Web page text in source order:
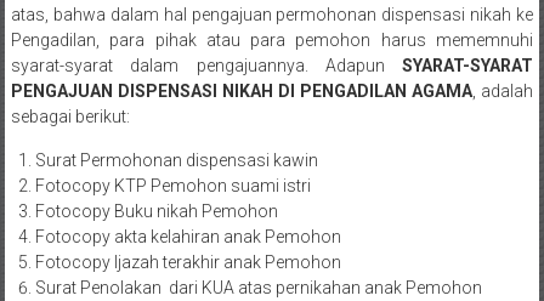
Utara/
Kota
Padang/
Sumatera
Pariaman/
Bukittinggi/
Padang
panjang/
Kayutanam/
atas, bahwa dalam hal pengajuan permohonan dispensasi nikah ke
Pengadilan, para pihak atau para pemohon harus mememnuhi
syarat-syarat dalam pengajuannya. AdapunSYARAT-SYARAT
PENGAJUAN DISPENSASI NIKAH DI PENGADILAN AGAMA , adalah
sebagai berikut:
Surat Permohonan dispensasi kawin
Fotocopy KTP Pemohon suami istri
Fotocopy Buku nikah Pemohon
Fotocopy akta kelahiran anak Pemohon
Fotocopy Ijazah terakhir anak Pemohon
Surat Penolakan dari KUA atas pernikahan anak Pemohon